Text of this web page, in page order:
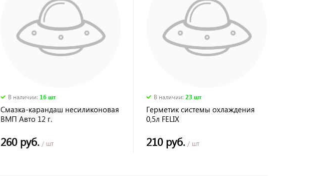
В наличии: 16 шт
Смазка-карандаш несиликоновая
ВМП Авто 12 г.
260 руб./ шт
В наличии:23 шт
Герметик системы охлаждения
0,5л FELIX
210 руб. / шт